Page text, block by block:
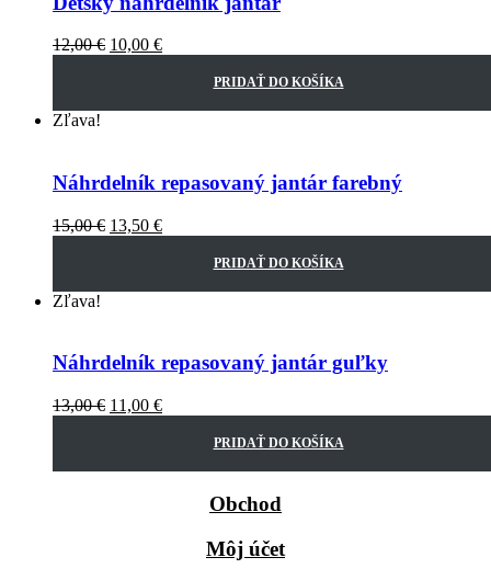
12,00€ 10,00 €
PRIDAŤ DO KOŠÍKA
Zľava!
Náhrdelník repasovaný jantár farebný
15,00€ 13,50 €
PRIDAŤ DO KOŠÍKA
Zľava!
Náhrdelník repasovaný jantár guľky
13,00€ 11,00 €
PRIDAŤ DO KOŠÍKA
Obchod
Môj účet